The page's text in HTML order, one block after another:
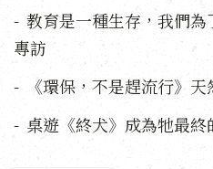
教育是一種生存，我們
專訪
《環保，不是趕流行》
桌遊《終犬》成為牠最